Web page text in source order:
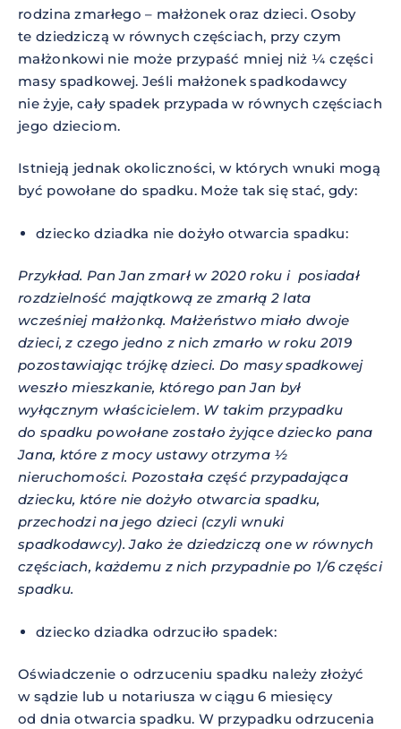
rodzina zmarłego – małżonek oraz dzieci. Osoby
te dziedziczą w równych częściach, przy czym
małżonkowi nie może przypaść mniej niż ¼ części
masy spadkowej. Jeśli małżonek spadkodawcy
nie żyje, cały spadek przypada w równych częściach
jego dzieciom.
Istnieją jednak okoliczności, w których wnuki mogą
być powołane do spadku. Może tak się stać, gdy:
dziecko dziadka nie dożyło otwarcia spadku:
Przykład. Pan Jan zmarł w 2020 roku i posiadał
rozdzielność majątkową ze zmarłą 2 lata
wcześniej małżonką. Małżeństwo miało dwoje
dzieci, z czego jedno z nich zmarło w roku 2019
pozostawiając trójkę dzieci. Do masy spadkowej
weszło mieszkanie, którego pan Jan był
wyłącznym właścicielem. W takim przypadku
do spadku powołane zostało żyjące dziecko pana
Jana, które z mocy ustawy otrzyma ½
nieruchomości. Pozostała część przypadająca
dziecku, które nie dożyło otwarcia spadku,
przechodzi na jego dzieci (czyli wnuki
spadkodawcy). Jako że dziedziczą one w równych
częściach, każdemu z nich przypadnie po 1/6 części
spadku.
dziecko dziadka odrzuciło spadek:
Oświadczenie o odrzuceniu spadku należy złożyć
w sądzie lub u notariusza w ciągu 6 miesięcy
od dnia otwarcia spadku. W przypadku odrzucenia